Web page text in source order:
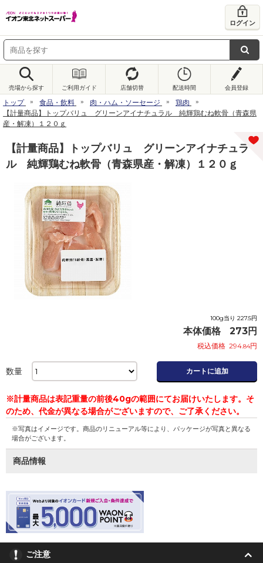
ログイン
売場から探す ご利用ガイド 店舗切替 配送時間 会員登録
トップ 食品・飲料 肉・ハム・ソーセージ
鶏肉
【計量商品】トップバリュ グリーンアイナチュラル 純輝鶏むね軟骨（青森県
産・解凍）１２０ｇ
【計量商品】トップバリュ グリーンアイナチュラ
ル 純輝鶏むね軟骨（青森県産・解凍）１２０ｇ
100g当り 227.5円
本体価格 273円
税込価格 294.84円
数量 カートに追加
※計量商品は表記重量の前後40gの範囲にてお届けいたします。そ
のため、代金が異なる場合がございますので、ご了承ください。
※写真はイメージです。商品のリニューアル等により、パッケージが写真と異なる
場合がございます。
商品情報
ご注意